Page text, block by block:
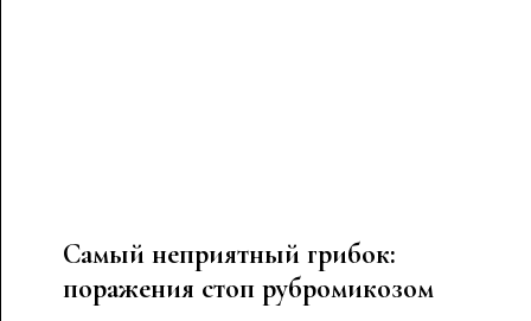
Самый неприятный грибок:
поражения стоп рубромикозом